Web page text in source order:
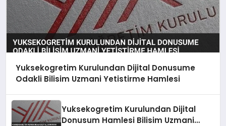
Yuksekogretim Kurulundan Dijital Donusume
Odakli Bilisim Uzmani Yetistirme Hamlesi
Yuksekogretim Kurulundan Dijital
Donusum Hamlesi Bilisim Uzmani